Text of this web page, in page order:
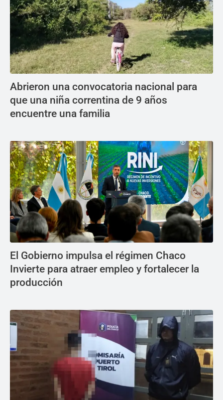
Abrieron una convocatoria nacional para
que una niña correntina de 9 años
encuentre una familia
El Gobierno impulsa el régimen Chaco
Invierte para atraer empleo y fortalecer la
producción